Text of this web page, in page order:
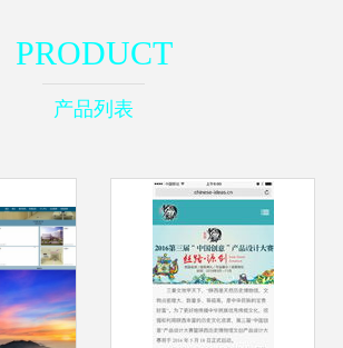
PRODUCT
产品列表